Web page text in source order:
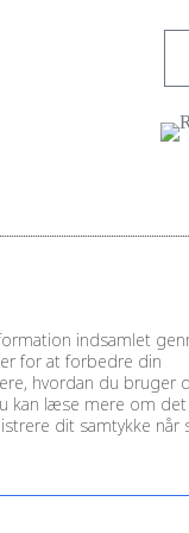
afAndrewChef |
indsamlet
for at forbedre din
hvordan du bruger
kan læse mere om det
dit samtykke når